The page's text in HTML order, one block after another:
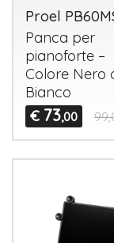
Proel
Panca per
pianoforte –
Colore Nero
Bianco
€ 73,00